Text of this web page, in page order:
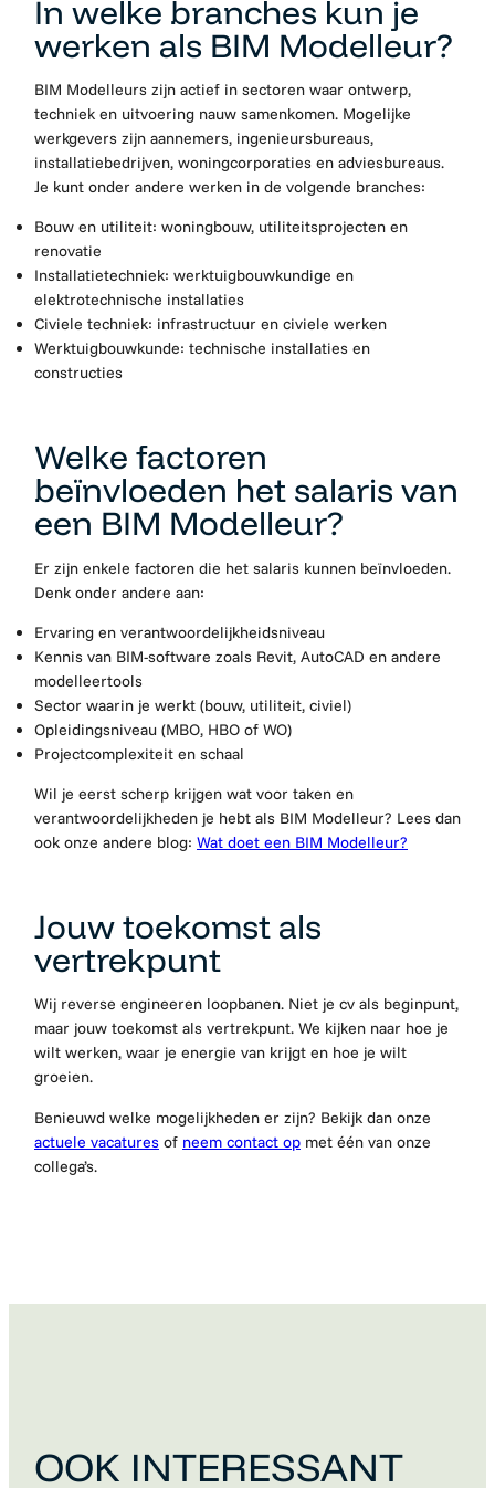
In welke branches kun je
werken als BIM Modelleur?
BIM Modelleurs zijn actief in sectoren waar ontwerp,
techniek en uitvoering nauw samenkomen. Mogelijke
werkgevers zijn aannemers, ingenieursbureaus,
installatiebedrijven, woningcorporaties en adviesbureaus.
Je kunt onder andere werken in de volgende branches:
Bouw en utiliteit: woningbouw, utiliteitsprojecten en
renovatie
Installatietechniek: werktuigbouwkundige en
elektrotechnische installaties
Civiele techniek: infrastructuur en civiele werken
Werktuigbouwkunde: technische installaties en
constructies
Welke factoren
beïnvloeden het salaris van
een BIM Modelleur?
Er zijn enkele factoren die het salaris kunnen beïnvloeden.
Denk onder andere aan:
Ervaring en verantwoordelijkheidsniveau
Kennis van BIM-software zoals Revit, AutoCAD en andere
modelleertools
Sector waarin je werkt (bouw, utiliteit, civiel)
Opleidingsniveau (MBO, HBO of WO)
Projectcomplexiteit en schaal
Wil je eerst scherp krijgen wat voor taken en
verantwoordelijkheden je hebt als BIM Modelleur? Lees dan
ook onze andere blog: Wat doet een BIM Modelleur?
Jouw toekomst als
vertrekpunt
Wij reverse engineeren loopbanen. Niet je cv als beginpunt,
maar jouw toekomst als vertrekpunt. We kijken naar hoe je
wilt werken, waar je energie van krijgt en hoe je wilt
groeien.
Benieuwd welke mogelijkheden er zijn? Bekijk dan onze
actuele vacatures of neem contact op met één van onze
collega’s.
OOK INTERESSANT